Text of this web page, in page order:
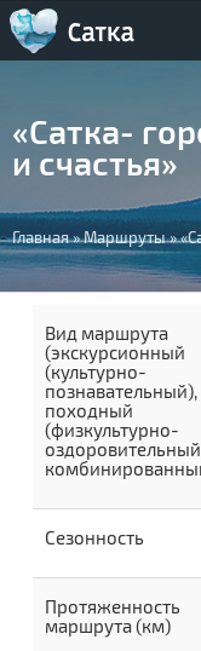
«Сатка-
и счастья»
Вы
здесь
Главная»Маршруты»
Вид маршрута
(экскурсионный
(культурно-
познавательный),
походный
(физкультурно-
Сезонность
Протяженность
маршрута (км)